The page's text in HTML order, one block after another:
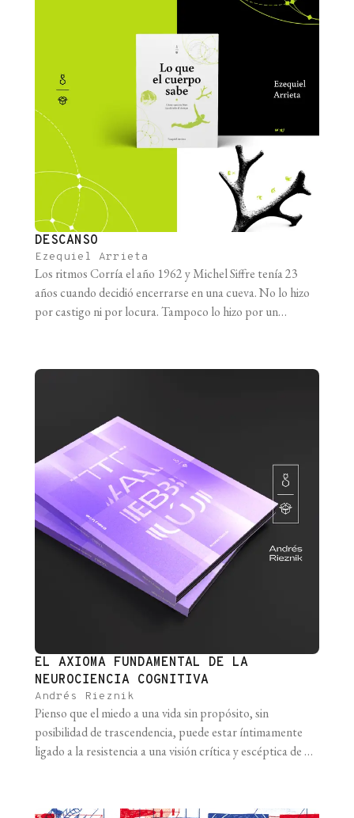
DESCANSO
Ezequiel Arrieta
Los ritmos Corría el año 1962 y Michel Siffre tenía 23
años cuando decidió encerrarse en una cueva. No lo hizo
por castigo ni por locura. Tampoco lo hizo por un
oscuros entre las rocas [...]
EL AXIOMA FUNDAMENTAL DE LA
NEUROCIENCIA COGNITIVA
Andrés Rieznik
Pienso que el miedo a una vida sin propósito, sin
posibilidad de trascendencia, puede estar íntimamente
ligado a la resistencia a una visión crítica y escéptica de la
un correlato neuronal único para cada fenómeno mental,